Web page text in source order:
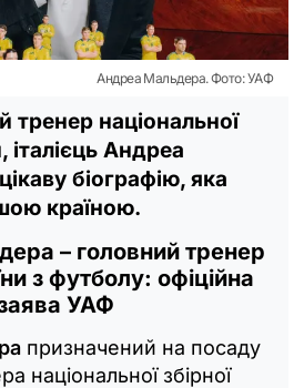
Андреа Мальдера. Фото: УАФ
тренер національної
італієць Андреа
біографію, яка
країною.
– головний тренер
з футболу: офіційна
УАФ
призначений на посаду
національної збірної